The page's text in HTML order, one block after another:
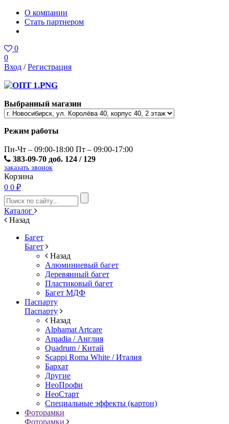
О компании
Стать партнером
0
0
Вход /Регистрация
Выбранный магазин
Режим работы
Пн-Чт – 09:00-18:00 Пт – 09:00-17:00
383-09-70 доб. 124 / 129
заказать звонок
Корзина
0 0 ₽
Каталог
Назад
Багет
Багет
Назад
Алюминиевый багет
Деревянный багет
Пластиковый багет
Багет МДФ
Паспарту
Паспарту
Назад
Alphamat Artcare
Arqadia / Англия
Quadrum / Китай
Scappi Roma White / Италия
Бархат
Другие
НеоПрофи
НеоСтарт
Специальные эффекты (картон)
Фоторамки
Фоторамки